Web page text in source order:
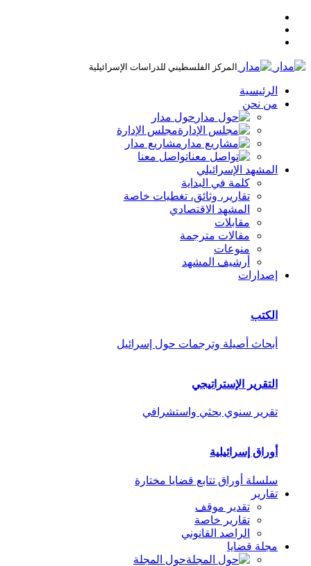
المركز الفلسطيني للدراسات الإسرائيلية
الرئيسية
من نحن
حول مدار
مجلس الإدارة
مشاريع مدار
تواصل معنا
المشهد الإسرائيلي
كلمة في البداية
تقارير، وثائق، تغطيات خاصة
المشهد الاقتصادي
مقابلات
مقالات مترجمة
منوعات
أرشيف المشهد
إصدارات
الكتب
أبحاث أصيلة وترجمات حول إسرائيل
التقرير الإستراتيجي
تقرير سنوي بحثي واستشرافي
أوراق إسرائيلية
سلسلة أوراق تتابع قضايا مختارة
تقارير
تقدير موقف
تقارير خاصة
الراصد القانوني
مجلة قضايا
حول المجلة